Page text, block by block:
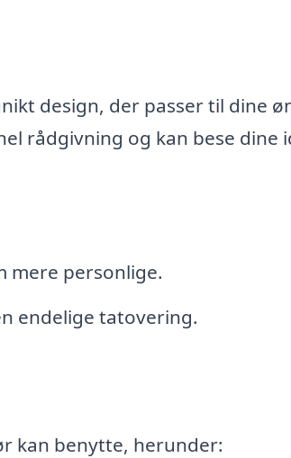
design, der passer til dine
rådgivning og kan bese dine
mere personlige.
endelige tatovering.
kan benytte, herunder: